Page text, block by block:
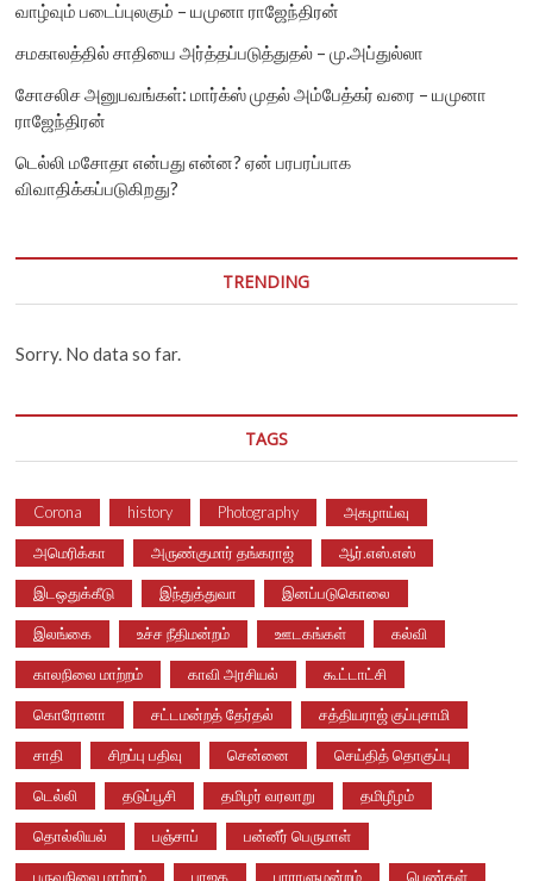
வாழ்வும் படைப்புலகும் – யமுனா ராஜேந்திரன்
சமகாலத்தில் சாதியை அர்த்தப்படுத்துதல் – மு.அப்துல்லா
சோசலிச அனுபவங்கள்: மார்க்ஸ் முதல் அம்பேத்கர் வரை – யமுனா
ராஜேந்திரன்
டெல்லி மசோதா என்பது என்ன? ஏன் பரபரப்பாக
விவாதிக்கப்படுகிறது?
TRENDING
Sorry. No data so far.
TAGS
Corona history Photography அகழாய்வு
அமெரிக்கா அருண்குமார் தங்கராஜ் ஆர்.எஸ்.எஸ்
இடஒதுக்கீடு இந்துத்துவா இனப்படுகொலை
இலங்கை உச்ச நீதிமன்றம் ஊடகங்கள் கல்வி
காலநிலை மாற்றம் காவி அரசியல் கூட்டாட்சி
கொரோனா சட்டமன்றத் தேர்தல் சத்தியராஜ் குப்புசாமி
சாதி சிறப்பு பதிவு சென்னை செய்தித் தொகுப்பு
டெல்லி தடுப்பூசி தமிழர் வரலாறு தமிழீழம்
தொல்லியல் பஞ்சாப் பன்னீர் பெருமாள்
பருவநிலை மாற்றம் பாஜக பாராளுமன்றம் பெண்கள்